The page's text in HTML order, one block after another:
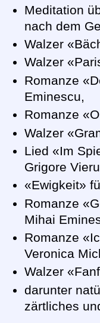
Meditation
nach dem
Walzer
Walzer
Romanze
Eminescu,
Romanze
Walzer
Lied «Im
Grigore
«Ewigkeit»
Romanze
Mihai
Romanze
Veronica
Walzer
darunter
zärtliches